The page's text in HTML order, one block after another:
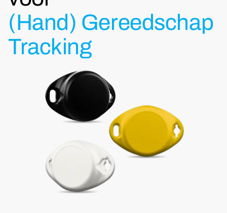
(Hand) Gereedschap
Tracking